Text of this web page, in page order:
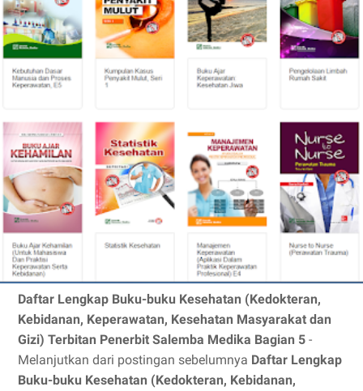
Daftar Lengkap Buku-buku Kesehatan (Kedokteran,
Kebidanan, Keperawatan, Kesehatan Masyarakat dan
Gizi) Terbitan Penerbit Salemba Medika Bagian 5 -
Melanjutkan dari postingan sebelumnya Daftar Lengkap
Buku-buku Kesehatan (Kedokteran, Kebidanan,